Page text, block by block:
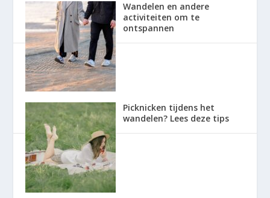
Wandelen en andere
activiteiten om te
ontspannen
Picknicken tijdens het
wandelen? Lees deze tips